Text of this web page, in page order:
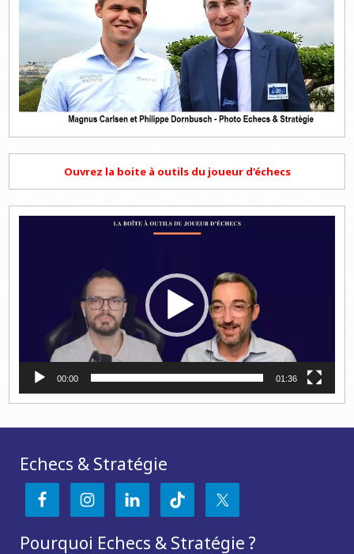
Ouvrez la boite à outils du joueur d'échecs
00:00 01:36
Echecs & Stratégie
Pourquoi Echecs & Stratégie ?